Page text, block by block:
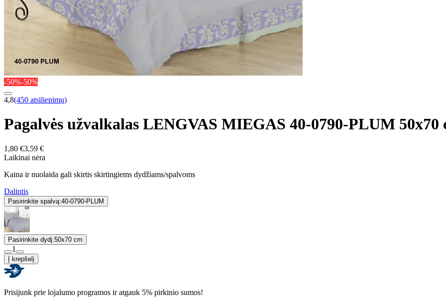
-50%-50%
4,8(450 atsiliepimų)
Pagalvės užvalkalas LENGVAS MIEGAS 40-0790-PLUM 50x70
1,80 €3,59 €
Laikinai nėra
Kaina ir nuolaida gali skirtis skirtingiems dydžiams/spalvoms
Dalintis
Pasirinkite spalvą:40-0790-PLUM
Pasirinkite dydį:50x70 cm
1
Į krepšelį
Prisijunk prie lojalumo programos ir atgauk 5% pirkinio sumos!